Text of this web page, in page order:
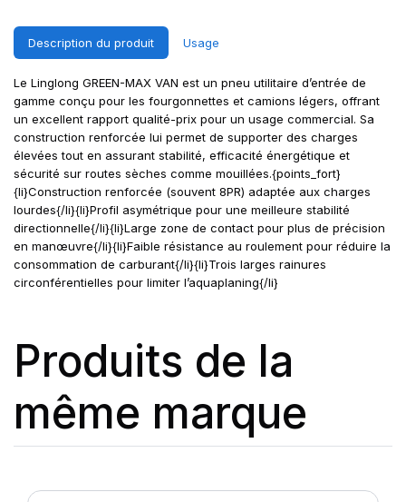
Description du produit Usage
Le Linglong GREEN-MAX VAN est un pneu utilitaire d’entrée de
gamme conçu pour les fourgonnettes et camions légers, offrant
un excellent rapport qualité-prix pour un usage commercial. Sa
construction renforcée lui permet de supporter des charges
élevées tout en assurant stabilité, efficacité énergétique et
sécurité sur routes sèches comme mouillées.{points_fort}
{li}Construction renforcée (souvent 8PR) adaptée aux charges
lourdes{/li}{li}Profil asymétrique pour une meilleure stabilité
directionnelle{/li}{li}Large zone de contact pour plus de précision
en manœuvre{/li}{li}Faible résistance au roulement pour réduire la
consommation de carburant{/li}{li}Trois larges rainures
circonférentielles pour limiter l’aquaplaning{/li}
Produits de la
même marque